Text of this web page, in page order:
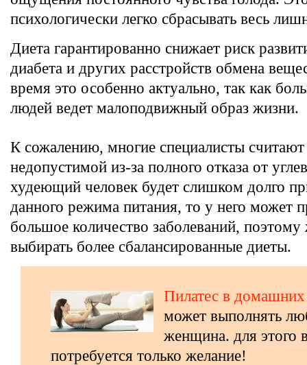
психологически легко сбрасывать весь
Диета гарантированно снижает риск
диабета и других расстройств обмена
время это особенно актуально, так как
людей ведет малоподвижный образ жизни.
К сожалению, многие специалисты считают
недопустимой из-за полного отказа от
худеющий человек будет слишком долго
данного режима питания, то у него может
большое количество заболеваний, поэтому
выбирать более сбалансированные диеты.
Пилатес в домашних
может выполнять
женщина. для этого
потребуется только желание!